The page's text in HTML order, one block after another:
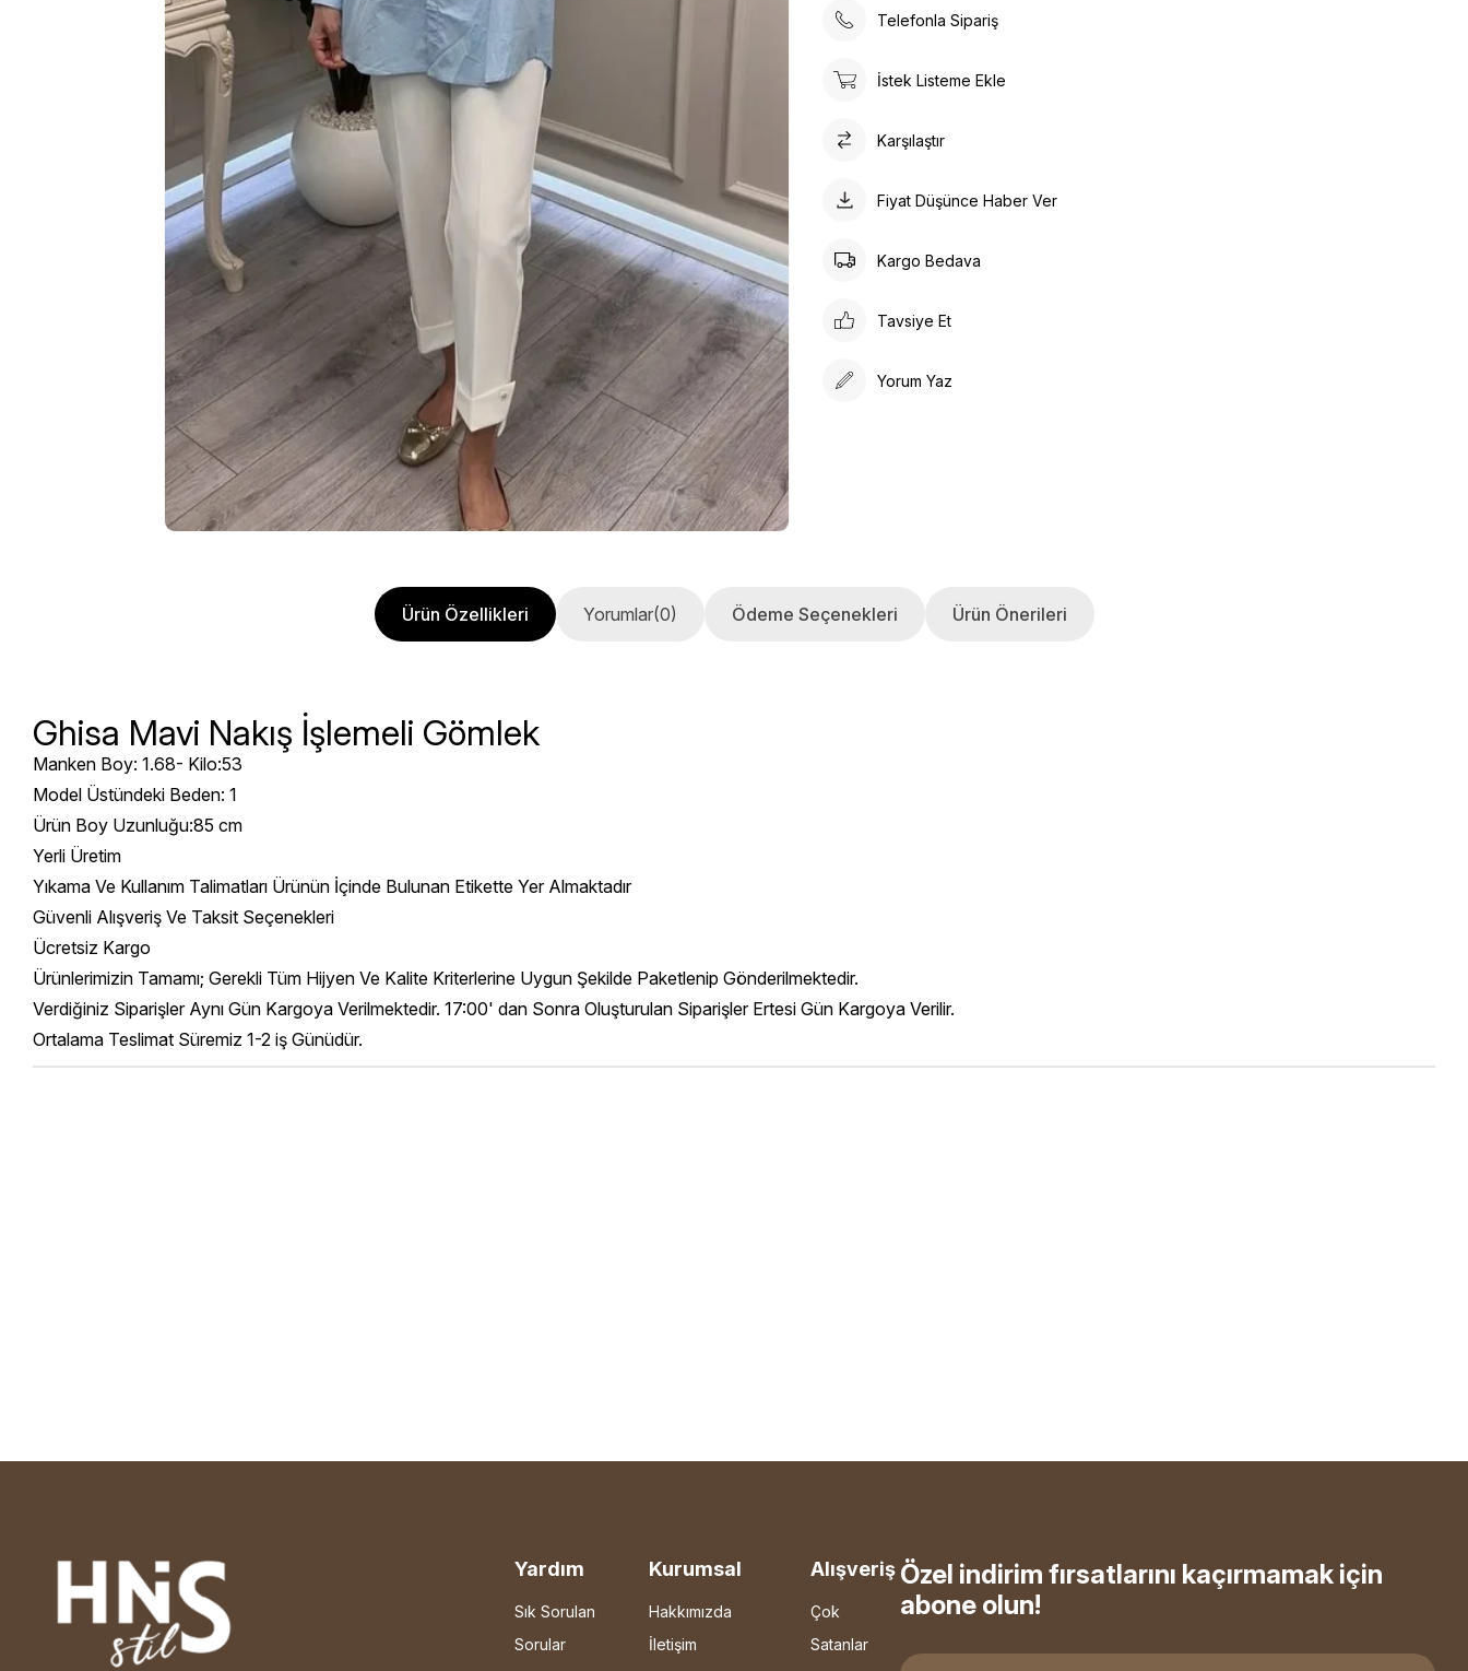
Telefonla Sipariş
İstek Listeme Ekle
Karşılaştır
Fiyat Düşünce Haber Ver
Kargo Bedava
Tavsiye Et
Yorum Yaz
Ürün Özellikleri Yorumlar(0) Ödeme Seçenekleri Ürün Önerileri
Ghisa Mavi Nakış İşlemeli Gömlek
Manken Boy: 1.68- Kilo:53
Model Üstündeki Beden: 1
Ürün Boy Uzunluğu:85 cm
Yerli Üretim
Yıkama Ve Kullanım Talimatları Ürünün İçinde Bulunan Etikette Yer Almaktadır
Güvenli Alışveriş Ve Taksit Seçenekleri
Ücretsiz Kargo
Ürünlerimizin Tamamı; Gerekli Tüm Hijyen Ve Kalite Kriterlerine Uygun Şekilde Paketlenip Gönderilmektedir.
Verdiğiniz Siparişler Aynı Gün Kargoya Verilmektedir. 17:00' dan Sonra Oluşturulan Siparişler Ertesi Gün Kargoya Verilir.
Ortalama Teslimat Süremiz 1-2 iş Günüdür.
Yardım
Sık Sorulan
Sorular
Kurumsal
Hakkımızda
İletişim
Alışveriş
Çok
Satanlar
Özel indirim fırsatlarını kaçırmamak için
abone olun!